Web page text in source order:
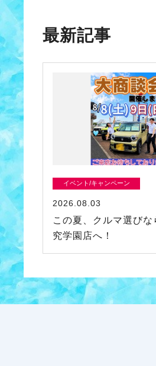
最新記事
イベント/キャンペーン
2026.08.03
この夏、クルマ選びな
究学園店へ！